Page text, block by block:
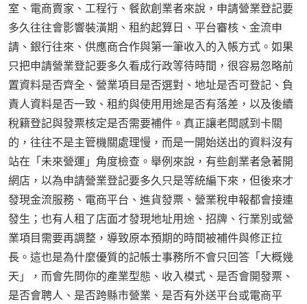
室、電商賣家、工程行、餐飲創業者來說，申請營業登記要
多久往往會影響裝潢期、租約起算日、平台審核、金流申
請、銀行往來、供應商合作與第一筆收入的入帳方式。如果
只把申請營業登記要多久看成行政等待時間，很容易忽略前
置資料是否齊全、營業項目是否選對、地址是否可登記、負
責人資料是否一致、租約與使用用途是否有落差，以及後續
稅籍登記與發票核定是否需要補件。真正讓老闆感到卡關
的，往往不是主管機關處理慢，而是一開始送出的資料沒有
站在「未來營運」角度檢查。舉例來說，有些創業者急著開
網店，以為申請營業登記要多久只是等統編下來，但後來才
發現金流服務、電商平台、進貨發票、營業稅申報都會接連
發生；也有人租了店面才發現地址用途、招牌、行業別或營
業項目需要再調整，導致原本預期的時間被補件與修正拉
長。這也是為什麼優質的記帳士事務所不會只回答「大概幾
天」，而會先問你的產業型態、收入模式、是否會開發票、
是否會聘人、是否跨縣市營業、是否有外送平台或電商平